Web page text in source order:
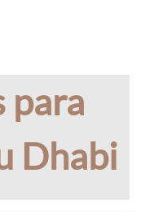
para
Dhabi